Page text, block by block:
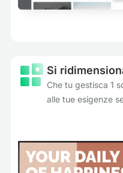
Si
Che tu gestisca 1
alle tue esigenze